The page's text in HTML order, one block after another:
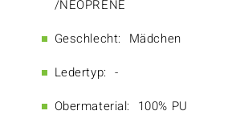
/NEOPRENE
Geschlecht: Mädchen
Ledertyp: -
Obermaterial: 100% PU